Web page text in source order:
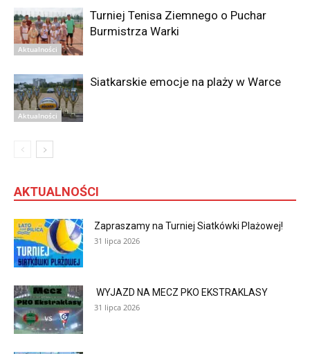
Aktualności
Turniej Tenisa Ziemnego o Puchar
Burmistrza Warki
Aktualności
Siatkarskie emocje na plaży w Warce
AKTUALNOŚCI
Zapraszamy na Turniej Siatkówki Plażowej!
31 lipca 2026
WYJAZD NA MECZ PKO EKSTRAKLASY
31 lipca 2026